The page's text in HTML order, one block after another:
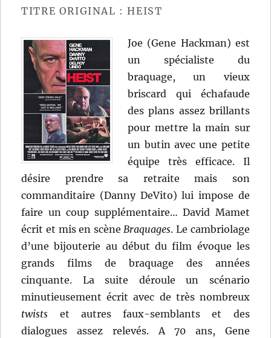
TITRE ORIGINAL : HEIST
Joe (Gene Hackman) est
un spécialiste du
braquage, un vieux
briscard qui échafaude
des plans assez brillants
pour mettre la main sur
un butin avec une petite
équipe très efficace. Il
désire prendre sa retraite mais son
commanditaire (Danny DeVito) lui impose de
faire un coup supplémentaire… David Mamet
écrit et mis en scèneBraquages. Le cambriolage
d’une bijouterie au début du film évoque les
grands films de braquage des années
cinquante. La suite déroule un scénario
minutieusement écrit avec de très nombreux
twists et autres faux-semblants et des
dialogues assez relevés. A 70 ans, Gene